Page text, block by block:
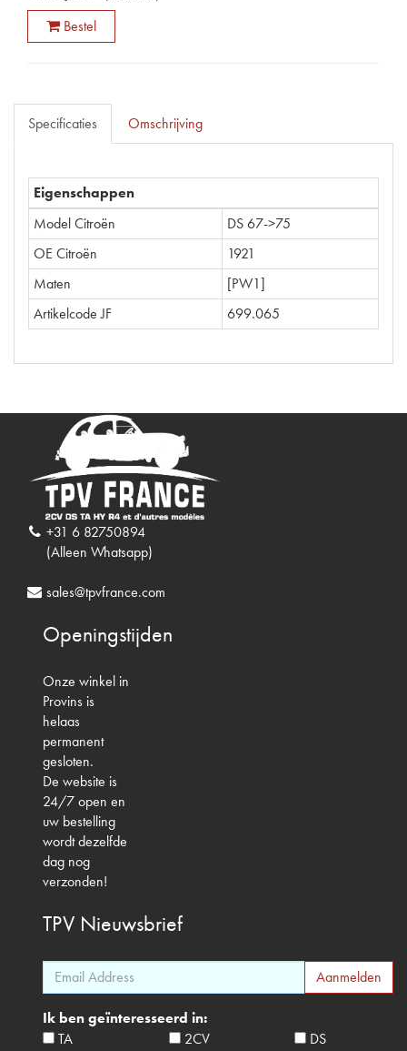
Bestel
Specificaties Omschrijving
Eigenschappen
Model Citroën
DS 67->75
OE Citroën
1921
Maten
[PW1]
Artikelcode JF
699.065
+31 6 82750894
(Alleen Whatsapp)
sales@tpvfrance.com
Openingstijden
Onze winkel in
Provins is
helaas
permanent
gesloten.
De website is
24/7 open en
uw bestelling
wordt dezelfde
dag nog
verzonden!
TPV Nieuwsbrief
Ik ben geïnteresseerd in:
TA
2CV DS